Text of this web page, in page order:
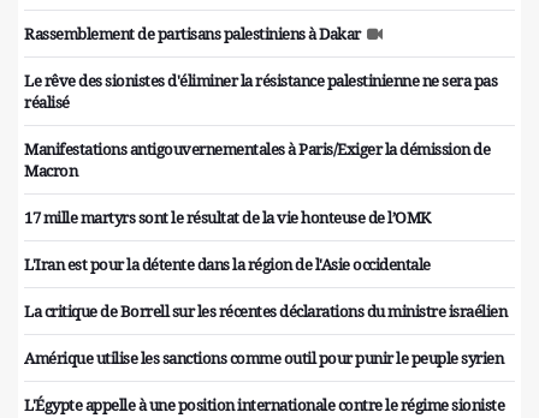
Rassemblement de partisans palestiniens à Dakar
Le rêve des sionistes d'éliminer la résistance palestinienne ne sera pas
réalisé
Manifestations antigouvernementales à Paris/Exiger la démission de
Macron
17 mille martyrs sont le résultat de la vie honteuse de l’OMK
L'Iran est pour la détente dans la région de l'Asie occidentale
La critique de Borrell sur les récentes déclarations du ministre israélien
Amérique utilise les sanctions comme outil pour punir le peuple syrien
L'Égypte appelle à une position internationale contre le régime sioniste